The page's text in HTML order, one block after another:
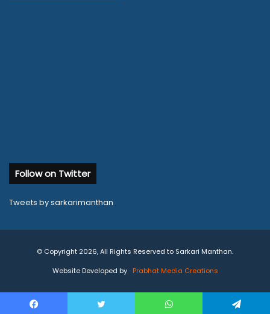
Follow on Twitter
Tweets by sarkarimanthan
© Copyright 2026, All Rights Reserved to Sarkari Manthan.
Website Developed by
Prabhat Media Creations